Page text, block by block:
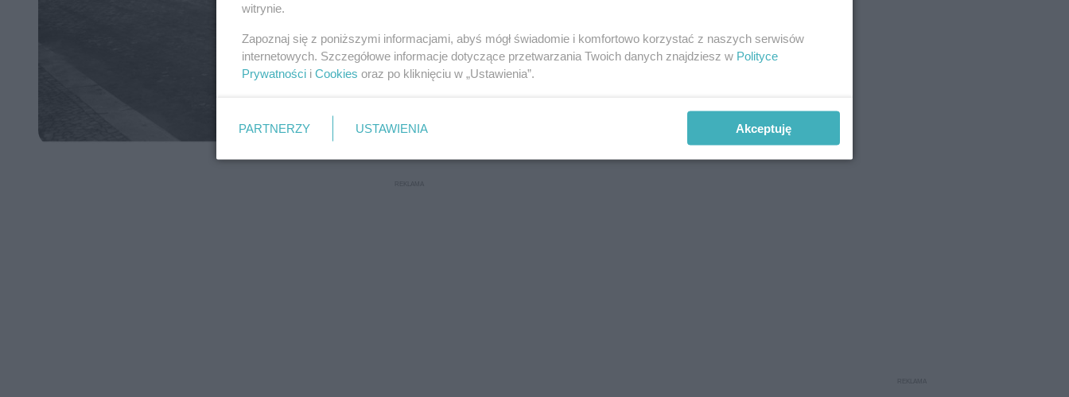
witrynie.
Zapoznaj się z poniższymi informacjami, abyś mógł świadomie i komfortowo korzystać z naszych serwisów
internetowych. Szczegółowe informacje dotyczące przetwarzania Twoich danych znajdziesz w Polityce
Prywatności i Cookies oraz po kliknięciu w „Ustawienia”.
PARTNERZY USTAWIENIA Akceptuję